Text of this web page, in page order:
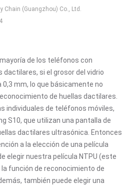
Chain (Guangzhou) Co., Ltd.
de los teléfonos con
dactilares, si el grosor del vidrio
mm, lo que básicamente no
de huellas dactilares.
individuales de teléfonos móviles,
S10, que utilizan una pantalla de
dactilares ultrasónica. Entonces
a la elección de una película
elegir nuestra película NTPU (este
función de reconocimiento de
también puede elegir una